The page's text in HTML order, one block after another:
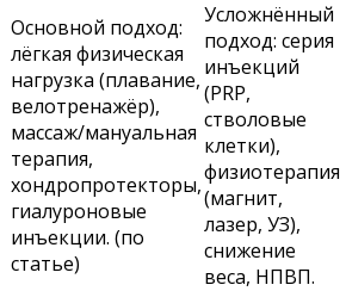
Основной подход:
лёгкая физическая
нагрузка (плавание,
велотренажёр),
массаж/мануальная
терапия,
хондропротекторы,
гиалуроновые
инъекции. (по
статье)
Усложнённый
подход: серия
инъекций
(PRP,
стволовые
клетки),
физиотерапия
(магнит,
лазер, УЗ),
снижение
веса, НПВП.